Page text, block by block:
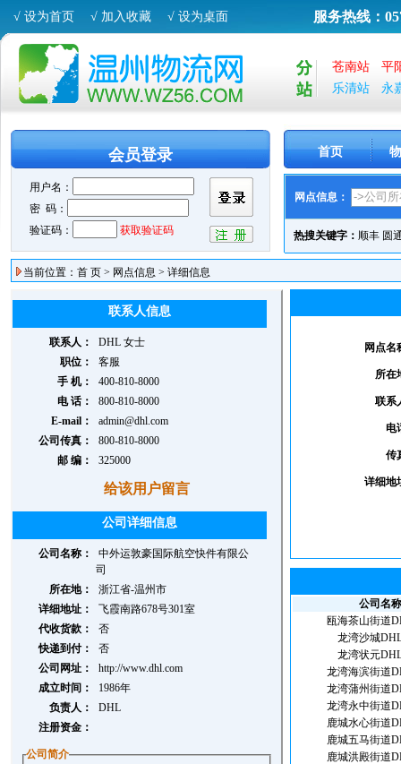
√ 设为首页 √ 加入收藏 √ 设为桌面 服务热线：
苍南站
平
乐清站
永
会员登录 首页
网点信息：
热搜关键字： 顺丰 圆
当前位置： 首 页 > 网点信息 > 详细信息
联系人信息
联系人： DHL 女士
职位：
客服
手 机：
400-810-8000
电 话：
800-810-8000
E-mail：
admin@dhl.com
公司传真：
800-810-8000
邮 编：
325000
给该用户留言
公司详细信息
公司名称：
中外运敦豪国际航空快件有限公
司
所在地：
浙江省-温州市
详细地址：
飞霞南路678号301室
代收货款：
否
快递到付：
否
公司网址：
http://www.dhl.com
成立时间：
1986年
负责人：
DHL
注册资金：
公司简介
网点名
所在
联系
电
传
详细地
公司名称
瓯海茶山街道
龙湾沙城
龙湾状元
龙湾海滨街道
龙湾蒲州街道
龙湾永中街道
鹿城水心街道
鹿城五马街道
鹿城洪殿街道